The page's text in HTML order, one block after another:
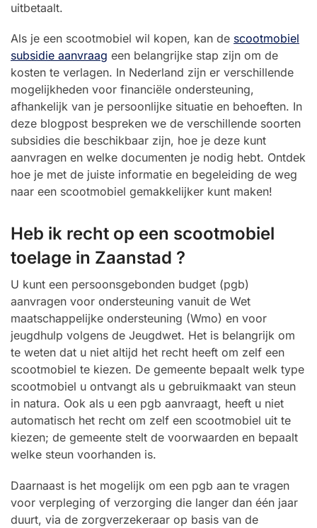
uitbetaalt.
Als je een scootmobiel wil kopen, kan de scootmobiel
subsidie aanvraag een belangrijke stap zijn om de
kosten te verlagen. In Nederland zijn er verschillende
mogelijkheden voor financiële ondersteuning,
afhankelijk van je persoonlijke situatie en behoeften. In
deze blogpost bespreken we de verschillende soorten
subsidies die beschikbaar zijn, hoe je deze kunt
aanvragen en welke documenten je nodig hebt. Ontdek
hoe je met de juiste informatie en begeleiding de weg
naar een scootmobiel gemakkelijker kunt maken!
Heb ik recht op een scootmobiel
toelage in Zaanstad ?
U kunt een persoonsgebonden budget (pgb)
aanvragen voor ondersteuning vanuit de Wet
maatschappelijke ondersteuning (Wmo) en voor
jeugdhulp volgens de Jeugdwet. Het is belangrijk om
te weten dat u niet altijd het recht heeft om zelf een
scootmobiel te kiezen. De gemeente bepaalt welk type
scootmobiel u ontvangt als u gebruikmaakt van steun
in natura. Ook als u een pgb aanvraagt, heeft u niet
automatisch het recht om zelf een scootmobiel uit te
kiezen; de gemeente stelt de voorwaarden en bepaalt
welke steun voorhanden is.
Daarnaast is het mogelijk om een pgb aan te vragen
voor verpleging of verzorging die langer dan één jaar
duurt, via de zorgverzekeraar op basis van de